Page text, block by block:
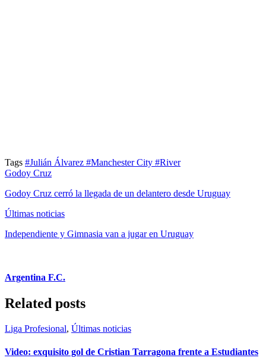
Tags #Julián Álvarez #Manchester City #River
Godoy Cruz
Godoy Cruz cerró la llegada de un delantero desde Uruguay
Últimas noticias
Independiente y Gimnasia van a jugar en Uruguay
Argentina F.C.
Related posts
Liga Profesional, Últimas noticias
Video: exquisito gol de Cristian Tarragona frente a Estudiantes